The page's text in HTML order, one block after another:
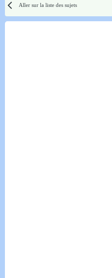
Aller sur la liste des sujets